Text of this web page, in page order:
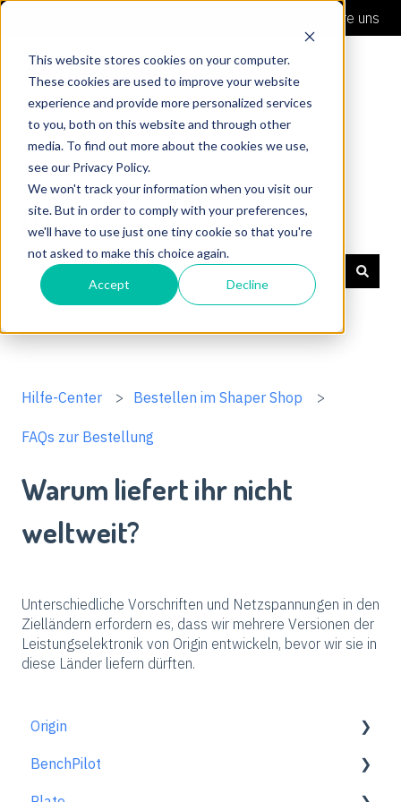
This website stores cookies on your computer.
These cookies are used to improve your website
experience and provide more personalized services
to you, both on this website and through other
media. To find out more about the cookies we use,
see our Privacy Policy.
We won't track your information when you visit our
site. But in order to comply with your preferences,
we'll have to use just one tiny cookie so that you're
not asked to make this choice again.
Accept Decline
Kontaktiere uns
Hilfe-Center
Es gibt keine Vorschläge, da das Suchfeld leer ist.
Hilfe-Center Bestellen im Shaper Shop
FAQs zur Bestellung
Warum liefert ihr nicht
weltweit?
Unterschiedliche Vorschriften und Netzspannungen in den
Zielländern erfordern es, dass wir mehrere Versionen der
Leistungselektronik von Origin entwickeln, bevor wir sie in
diese Länder liefern dürften.
Origin
Erste Schritte
BenchPilot